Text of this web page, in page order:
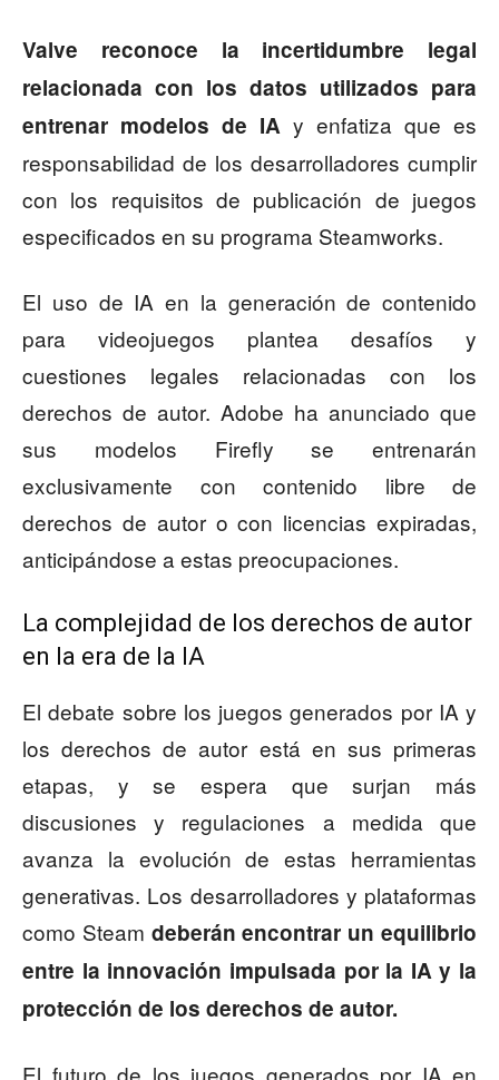
Valve reconoce la incertidumbre legal
relacionada con los datos utilizados para
entrenar modelos de IA y enfatiza que es
responsabilidad de los desarrolladores cumplir
con los requisitos de publicación de juegos
especificados en su programa Steamworks.
El uso de IA en la generación de contenido
para videojuegos plantea desafíos y
cuestiones legales relacionadas con los
derechos de autor. Adobe ha anunciado que
sus modelos Firefly se entrenarán
exclusivamente con contenido libre de
derechos de autor o con licencias expiradas,
anticipándose a estas preocupaciones.
La complejidad de los derechos de autor
en la era de la IA
El debate sobre los juegos generados por IA y
los derechos de autor está en sus primeras
etapas, y se espera que surjan más
discusiones y regulaciones a medida que
avanza la evolución de estas herramientas
generativas. Los desarrolladores y plataformas
como Steam deberán encontrar un equilibrio
entre la innovación impulsada por la IA y la
protección de los derechos de autor.